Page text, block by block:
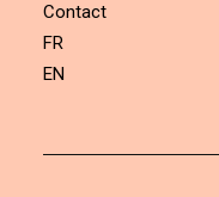
Contact
FR
EN